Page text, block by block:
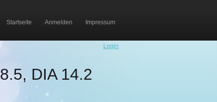
Startseite Anmelden Impressum
Login
DIA 14.2